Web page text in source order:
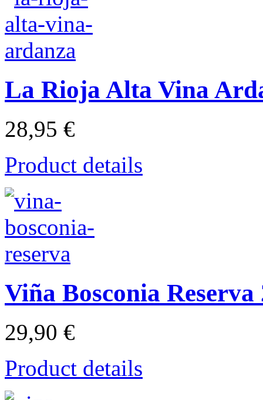
La Rioja Alta Vina
28,95 €
Product details
Viña Bosconia Reserva
29,90 €
Product details